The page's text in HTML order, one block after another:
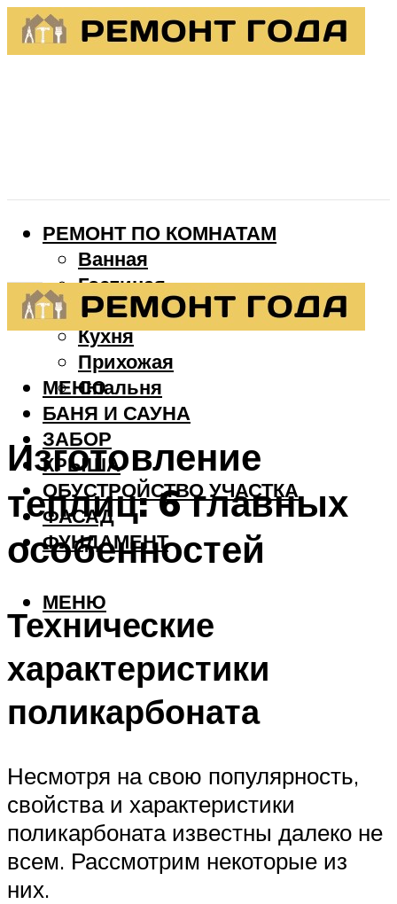
РЕМОНТ ПО КОМНАТАМ
Ванная
Гостиная
Детская
Кухня
Прихожая
Спальня
БАНЯ И САУНА
ЗАБОР
КРЫША
ОБУСТРОЙСТВО УЧАСТКА
ФАСАД
ФУНДАМЕНТ
МЕНЮ
МЕНЮ
Изготовление
теплиц: 6 главных
особенностей
Технические
характеристики
поликарбоната
Несмотря на свою популярность,
свойства и характеристики
поликарбоната известны далеко не
всем. Рассмотрим некоторые из
них.